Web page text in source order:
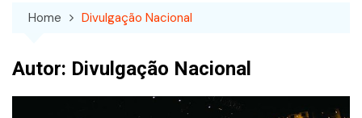
Home Divulgação Nacional
Autor: Divulgação Nacional